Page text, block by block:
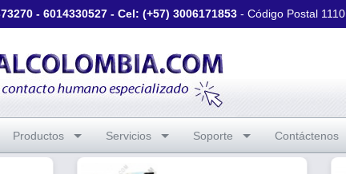
- 6014330527 - Cel: (+57) 3006171853 - Código Postal
Productos Servicios Soporte Contáctenos